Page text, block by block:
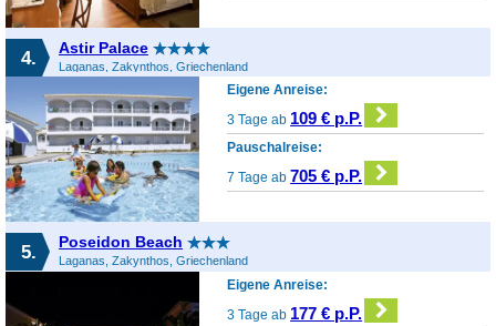
4. Astir Palace
Laganas, Zakynthos, Griechenland
Eigene Anreise:
3 Tage ab 109 € p.P.
Pauschalreise:
7 Tage ab 705 € p.P.
5. Poseidon Beach
Laganas, Zakynthos, Griechenland
Eigene Anreise:
3 Tage ab 177 € p.P.